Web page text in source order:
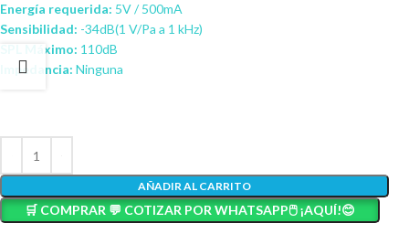
Energía requerida: 5V / 500mA
Sensibilidad: -34dB(1 V/Pa a 1 kHz)
SPL Máximo: 110dB
Impedancia: Ninguna
AÑADIR AL CARRITO
🛒 COMPRAR 💬 COTIZAR POR WHATSAPP🖱️ ¡AQUÍ!😊